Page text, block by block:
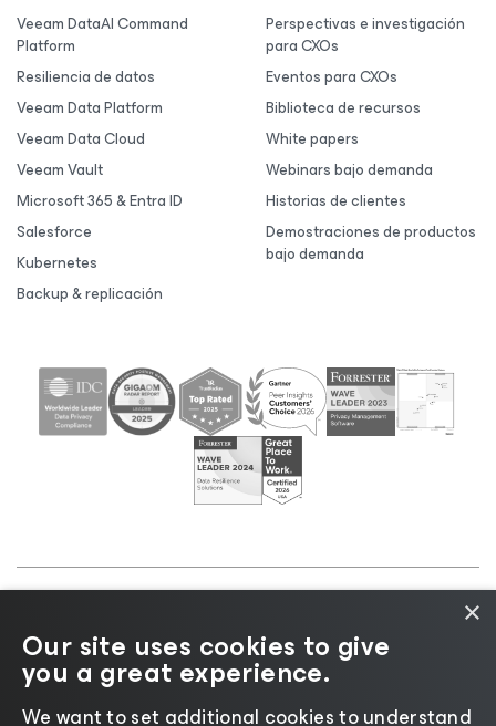
Veeam DataAI Command
Platform
Resiliencia de datos
Veeam Data Platform
Veeam Data Cloud
Veeam Vault
Microsoft 365 & Entra ID
Salesforce
Kubernetes
Backup & replicación
Perspectivas e investigación
para CXOs
Eventos para CXOs
Biblioteca de recursos
White papers
Webinars bajo demanda
Historias de clientes
Demostraciones de productos
bajo demanda
Aviso de cookies|Legal|Política de licencias
Recursos para proveedores
×
Our site uses cookies to give
you a great experience.
We want to set additional cookies to understand